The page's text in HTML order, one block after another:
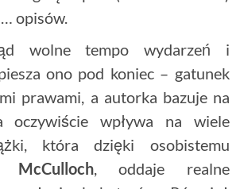
opisów.
wolne tempo wydarzeń i
ono pod koniec – gatunek
prawami, a autorka bazuje na
oczywiście wpływa na wiele
która dzięki osobistemu
McCulloch, oddaje realne